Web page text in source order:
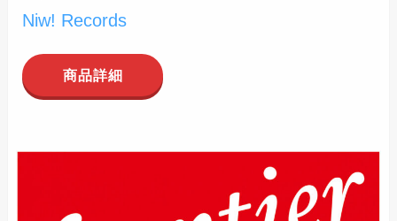
Niw! Records
商品詳細